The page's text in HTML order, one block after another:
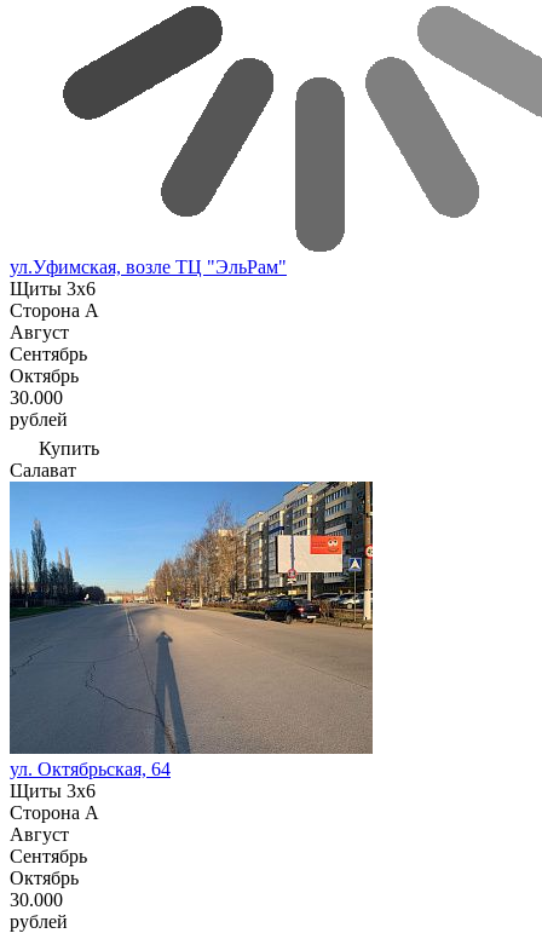
ул.Уфимская, возле ТЦ "ЭльРам"
Щиты 3х6
Сторона А
Август
Сентябрь
Октябрь
30.000
рублей
Купить
Салават
ул. Октябрьская, 64
Щиты 3х6
Сторона А
Август
Сентябрь
Октябрь
30.000
рублей